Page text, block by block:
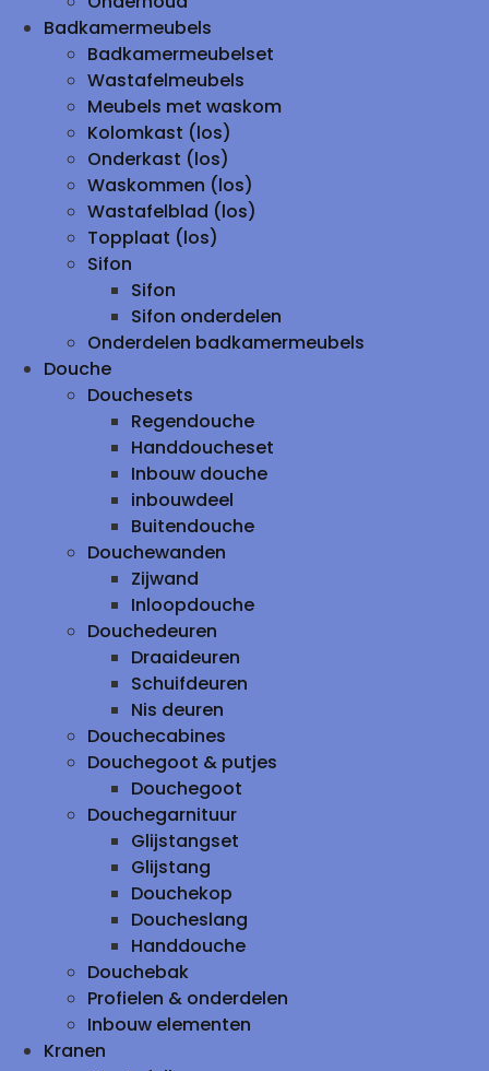
Badkamermeubels
Badkamermeubelset
Wastafelmeubels
Meubels met waskom
Kolomkast (los)
Onderkast (los)
Waskommen (los)
Wastafelblad (los)
Topplaat (los)
Sifon
Sifon
Sifon onderdelen
Onderdelen badkamermeubels
Douche
Douchesets
Regendouche
Handdoucheset
Inbouw douche
inbouwdeel
Buitendouche
Douchewanden
Zijwand
Inloopdouche
Douchedeuren
Draaideuren
Schuifdeuren
Nis deuren
Douchecabines
Douchegoot & putjes
Douchegoot
Douchegarnituur
Glijstangset
Glijstang
Douchekop
Doucheslang
Handdouche
Douchebak
Profielen & onderdelen
Inbouw elementen
Kranen